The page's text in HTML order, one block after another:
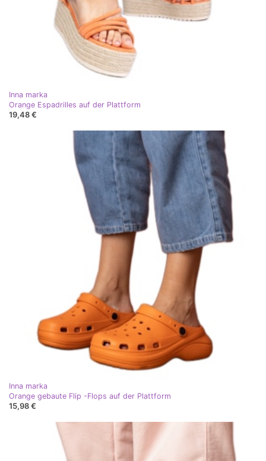
Inna marka
Orange Espadrilles auf der Plattform
19,48 €
Inna marka
Orange gebaute Flip -Flops auf der Plattform
15,98 €